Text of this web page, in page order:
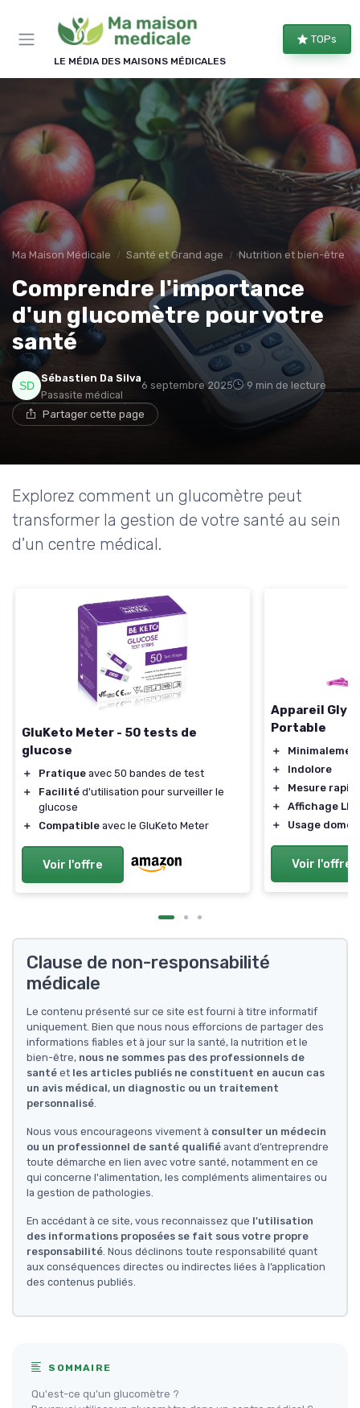
LE MÉDIA DES MAISONS MÉDICALES
TOPs
Ma Maison Médicale Santé et Grand age Nutrition et bien-être
Comprendre l'importance
d'un glucomètre pour votre
santé
Sébastien Da Silva
Pasasite médical
6 septembre 2025 9 min de lecture
Partager cette page
Explorez comment un glucomètre peut
transformer la gestion de votre santé au sein
d'un centre médical.
GluKeto Meter - 50 tests de
glucose
＋ Pratique avec 50 bandes de test
＋
Facilité d'utilisation pour surveiller le
glucose
＋
Compatible avec le GluKeto Meter
Voir l'offre
Appareil
Portable
＋
＋
Indolore
＋
Mesure
＋
Affichage LED
＋
Usage
Voir l'offre
Clause de non-responsabilité
médicale
Le contenu présenté sur ce site est fourni à titre informatif
uniquement. Bien que nous nous efforcions de partager des
informations fiables et à jour sur la santé, la nutrition et le
bien-être, nous ne sommes pas des professionnels de
santé et les articles publiés ne constituent en aucun cas
un avis médical, un diagnostic ou un traitement
personnalisé.
Nous vous encourageons vivement à consulter un médecin
ou un professionnel de santé qualifié avant d’entreprendre
toute démarche en lien avec votre santé, notamment en ce
qui concerne l'alimentation, les compléments alimentaires ou
la gestion de pathologies.
En accédant à ce site, vous reconnaissez que l'utilisation
des informations proposées se fait sous votre propre
responsabilité. Nous déclinons toute responsabilité quant
aux conséquences directes ou indirectes liées à l’application
des contenus publiés.
SOMMAIRE
Qu'est-ce qu'un glucomètre ?
×
REJOIGNEZ LE CLUB
Bien équipé, bien chez soi !
Les membres du club reçoivent nos comparatifs
d'équipements, les évolutions des aides
financières et nos conseils d'aménagement, une à
deux fois par semaine.
Comparatifs
Bons plans Conseils
→ Je rejoins le club
* En rejoignant le club, j'accepte de recevoir les emails
de Ma Maison Médicale et les offres de ses